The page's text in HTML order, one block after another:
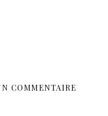
COMMENTAIRE